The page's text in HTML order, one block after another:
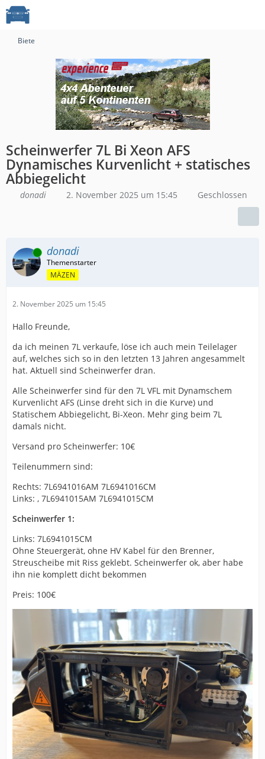
Biete
Scheinwerfer 7L Bi Xeon AFS
Dynamisches Kurvenlicht + statisches
Abbiegelicht
donadi 2. November 2025 um 15:45 Geschlossen
Online donadi
MÄZEN
2. November 2025 um 15:45
Hallo Freunde,
da ich meinen 7L verkaufe, löse ich auch mein Teilelager
auf, welches sich so in den letzten 13 Jahren angesammelt
hat. Aktuell sind Scheinwerfer dran.
Alle Scheinwerfer sind für den 7L VFL mit Dynamschem
Kurvenlicht AFS (Linse dreht sich in die Kurve) und
Statischem Abbiegelicht, Bi-Xeon. Mehr ging beim 7L
damals nicht.
Versand pro Scheinwerfer: 10€
Teilenummern sind:
Rechts: 7L6941016AM 7L6941016CM
Links: , 7L6941015AM 7L6941015CM
Scheinwerfer 1:
Links: 7L6941015CM
Ohne Steuergerät, ohne HV Kabel für den Brenner,
Streuscheibe mit Riss geklebt. Scheinwerfer ok, aber habe
ihn nie komplett dicht bekommen
Preis: 100€